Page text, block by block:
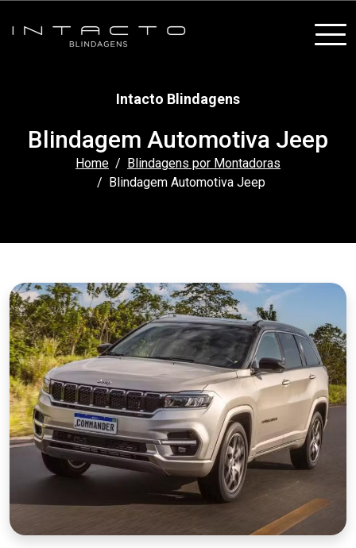
Intacto Blindagens
Blindagem Automotiva Jeep
Home
Blindagens por Montadoras
Blindagem Automotiva Jeep